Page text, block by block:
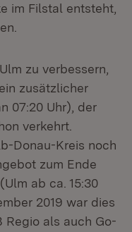
im Filstal entsteht,
zu verbessern,
zusätzlicher
07:20 Uhr), der
verkehrt.
Donau-Kreis noch
zum Ende
ab ca. 15:30
2019 war dies
als auch Go-